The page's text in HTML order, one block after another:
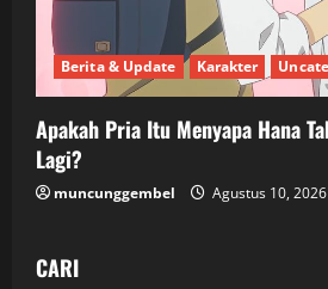
Berita & Update Karakter
Apakah Pria Itu Menyapa Hana
Lagi?
muncunggembel Agustus 10, 2026
CARI